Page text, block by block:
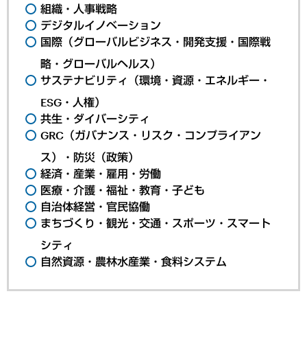
組織・人事戦略
デジタルイノベーション
国際（グローバルビジネス・開発支援・国際戦
略・グローバルヘルス）
サステナビリティ（環境・資源・エネルギー・
ESG・人権）
共生・ダイバーシティ
GRC（ガバナンス・リスク・コンプライアン
ス）・防災（政策）
経済・産業・雇用・労働
医療・介護・福祉・教育・子ども
自治体経営・官民協働
まちづくり・観光・交通・スポーツ・スマート
シティ
自然資源・農林水産業・食料システム